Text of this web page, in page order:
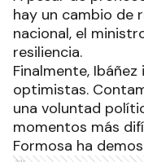
hay un cambio de
nacional, el
resiliencia.
Finalmente,
optimistas.
una voluntad
momentos más
Formosa ha